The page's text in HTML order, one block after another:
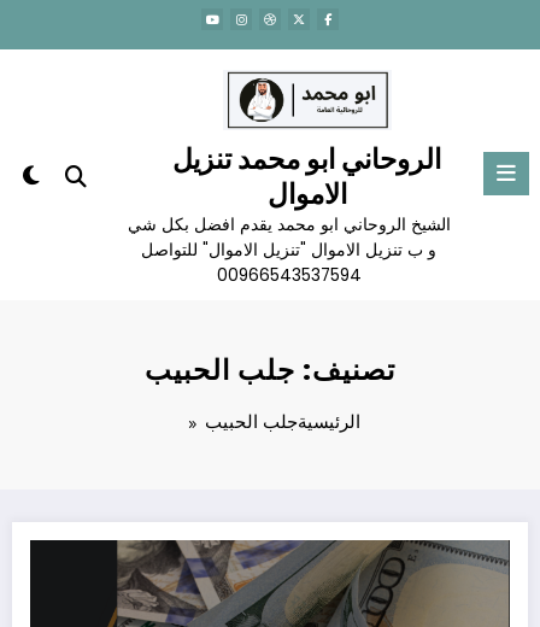
المحتوى
الروحاني ابو محمد تنزيل
الاموال
الشيخ الروحاني ابو محمد يقدم افضل بكل شي
و ب تنزيل الاموال "تنزيل الاموال" للتواصل
00966543537594
تصنيف: جلب الحبيب
الرئيسيةجلب الحبيب
تنزيل الاموال بالدولار الامريكي